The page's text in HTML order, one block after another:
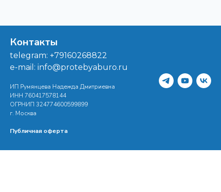
Контакты
telegram: +79160268822
e-mail: info@protebyaburo.ru
ИП Румянцева Надежда Дмитриевна
ИНН 760417578144
ОГРНИП 324774600599899
г. Москва
Публичная оферта